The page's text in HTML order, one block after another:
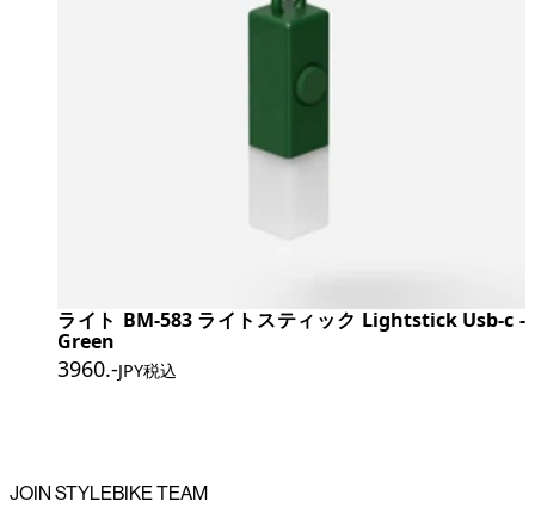
ライト BM-583 ライトスティック Lightstick Usb-c -
Green
3960.-JPY税込
JOIN STYLEBIKE TEAM